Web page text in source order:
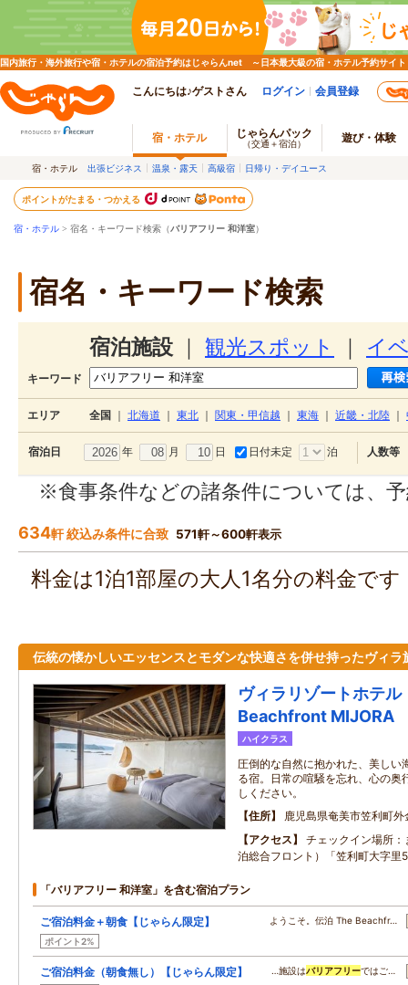
国内旅行・海外旅行や宿・ホテルの宿泊予約はじゃらんnet ～日本最大級の宿・ホテル予約サイト
こんにちは♪ゲストさん ログイン 会員登録
宿・ホテル じゃらんパック
（交通＋宿泊） 遊び・体験
宿・ホテル 出張ビジネス 温泉・露天 高級宿 日帰り・デイユース
ポイントがたまる・つかえる
宿・ホテル > 宿名・キーワード検索（バリアフリー 和洋室）
宿名・キーワード検索
宿泊施設 観光スポット イ
キーワード
エリア 全国 北海道 東北 関東・甲信越 東海 近畿・北陸
宿泊日 年 月 日 日付未定 泊 人数等
※食事条件などの諸条件については、
634軒 絞込み条件に合致 571軒～600軒表示
料金は1泊1部屋の大人1名分の料金で
伝統の懐かしいエッセンスとモダンな快適さを併せ持ったヴィラ
ヴィラリゾートホテ
Beachfront MIJORA
ハイクラス
圧倒的な自然に抱かれた、美しい
る宿。日常の喧騒を忘れ、心の奥
しください。
住所
鹿児島県奄美市笠利町
アクセス
チェックイン場所
泊総合フロント）「笠利町大字里
「バリアフリー 和洋室」を含む宿泊プラン
ご宿泊料金＋朝食【じゃらん限定】
ポイント2%
ようこそ。伝泊 The Beachfr…
ご宿泊料金（朝食無し）【じゃらん限定】 …施設はバリアフリーではご…